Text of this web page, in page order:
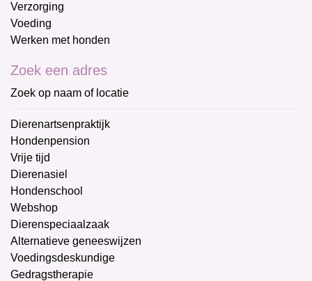
Verzorging
Voeding
Werken met honden
Zoek een adres
Zoek op naam of locatie
Dierenartsenpraktijk
Hondenpension
Vrije tijd
Dierenasiel
Hondenschool
Webshop
Dierenspeciaalzaak
Alternatieve geneeswijzen
Voedingsdeskundige
Gedragstherapie